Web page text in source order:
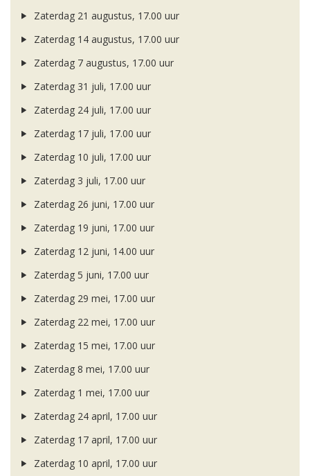
Zaterdag 21 augustus, 17.00 uur
Zaterdag 14 augustus, 17.00 uur
Zaterdag 7 augustus, 17.00 uur
Zaterdag 31 juli, 17.00 uur
Zaterdag 24 juli, 17.00 uur
Zaterdag 17 juli, 17.00 uur
Zaterdag 10 juli, 17.00 uur
Zaterdag 3 juli, 17.00 uur
Zaterdag 26 juni, 17.00 uur
Zaterdag 19 juni, 17.00 uur
Zaterdag 12 juni, 14.00 uur
Zaterdag 5 juni, 17.00 uur
Zaterdag 29 mei, 17.00 uur
Zaterdag 22 mei, 17.00 uur
Zaterdag 15 mei, 17.00 uur
Zaterdag 8 mei, 17.00 uur
Zaterdag 1 mei, 17.00 uur
Zaterdag 24 april, 17.00 uur
Zaterdag 17 april, 17.00 uur
Zaterdag 10 april, 17.00 uur